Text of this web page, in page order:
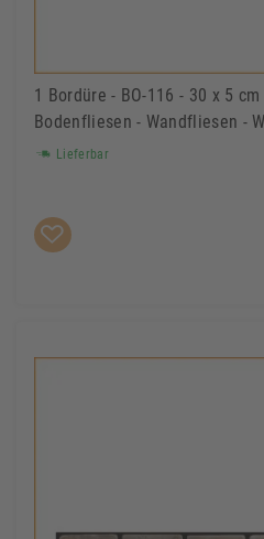
1 Bordüre - BO-116 - 30 x 5
Bodenfliesen - Wandfliesen -
Lieferbar